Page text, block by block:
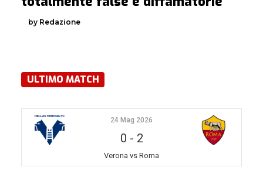
by Redazione
ULTIMO MATCH
24 Mag 2026
0 - 2
Verona vs Roma